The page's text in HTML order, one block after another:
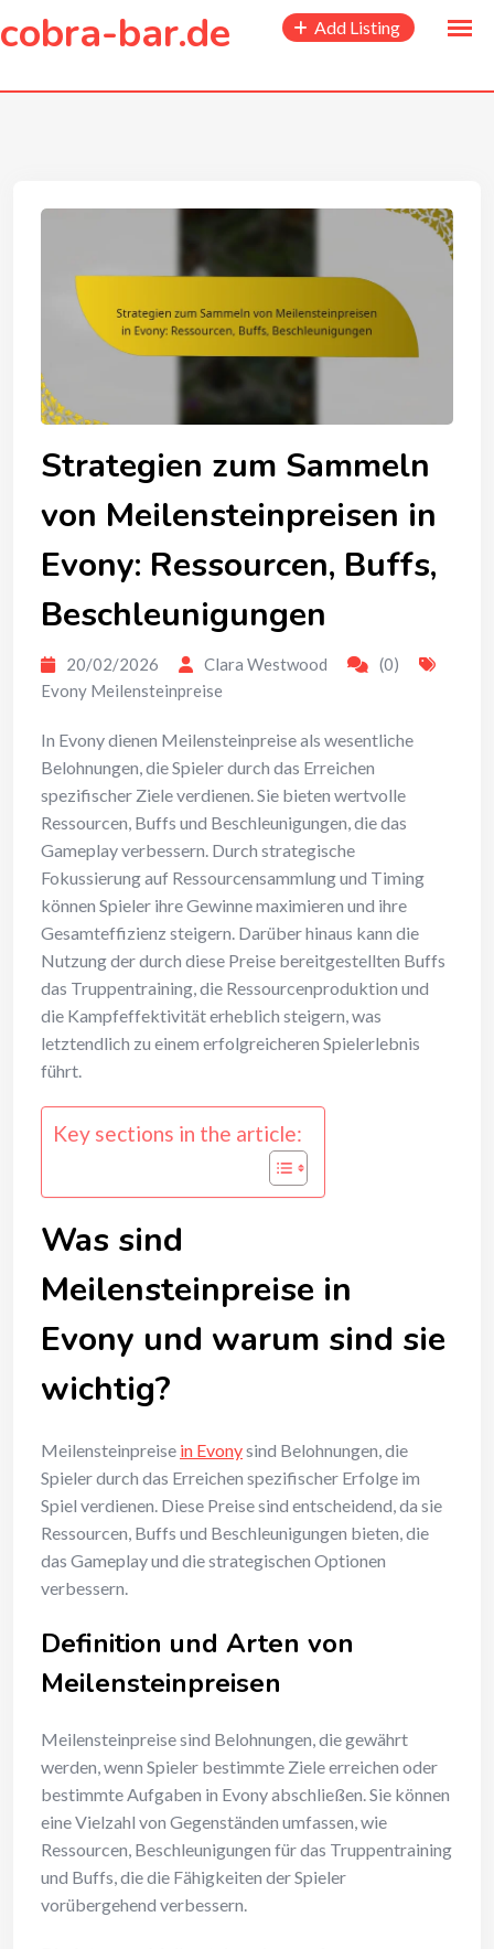
content
cobra-bar.de Add Listing
Strategien zum Sammeln
von Meilensteinpreisen in
Evony: Ressourcen, Buffs,
Beschleunigungen
20/02/2026 Clara Westwood
(0)
Evony Meilensteinpreise
In Evony dienen Meilensteinpreise als wesentliche
Belohnungen, die Spieler durch das Erreichen
spezifischer Ziele verdienen. Sie bieten wertvolle
Ressourcen, Buffs und Beschleunigungen, die das
Gameplay verbessern. Durch strategische
Fokussierung auf Ressourcensammlung und Timing
können Spieler ihre Gewinne maximieren und ihre
Gesamteffizienz steigern. Darüber hinaus kann die
Nutzung der durch diese Preise bereitgestellten Buffs
das Truppentraining, die Ressourcenproduktion und
die Kampfeffektivität erheblich steigern, was
letztendlich zu einem erfolgreicheren Spielerlebnis
führt.
Key sections in the article:
Was sind
Meilensteinpreise in
Evony und warum sind sie
wichtig?
Meilensteinpreise in Evonysind Belohnungen, die
Spieler durch das Erreichen spezifischer Erfolge im
Spiel verdienen. Diese Preise sind entscheidend, da sie
Ressourcen, Buffs und Beschleunigungen bieten, die
das Gameplay und die strategischen Optionen
verbessern.
Definition und Arten von
Meilensteinpreisen
Meilensteinpreise sind Belohnungen, die gewährt
werden, wenn Spieler bestimmte Ziele erreichen oder
bestimmte Aufgaben in Evony abschließen. Sie können
eine Vielzahl von Gegenständen umfassen, wie
Ressourcen, Beschleunigungen für das Truppentraining
und Buffs, die die Fähigkeiten der Spieler
vorübergehend verbessern.